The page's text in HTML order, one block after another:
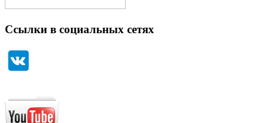
Ссылки в социальных сетях